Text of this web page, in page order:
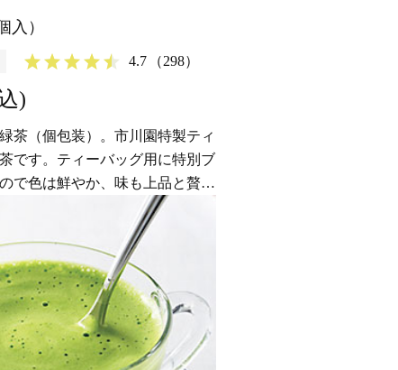
入）
4.7 （298）
)
茶（個包装）。市川園特製ティ
です。ティーバッグ用に特別ブ
で色は鮮やか、味も上品と贅沢